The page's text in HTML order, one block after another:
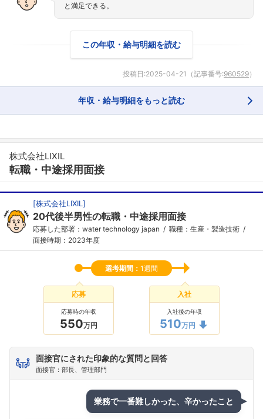
と満足できる。
この年収・給与明細を読む
投稿日:2025-04-21 （記事番号:960529）
年収・給与明細をもっと読む
株式会社LIXIL
転職・中途採用面接
[株式会社LIXIL ]
20代後半男性の転職・中途採用面接
応募した部署：water technology japan
職種：生産・製造技術
面接時期：2023年度
選考期間： 1週間
応募
応募時の年収
550万円
入社
入社後の年収
510万円
面接官にされた印象的な質問と回答
面接官：部長、管理部門
業務で一番難しかった、辛かったこと